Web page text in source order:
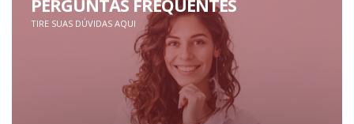
PERGUNTAS FREQUENTES
TIRE SUAS DÚVIDAS AQUI